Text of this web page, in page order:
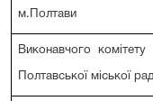
м.Полтави
Виконавчого комітету
Полтавської міської